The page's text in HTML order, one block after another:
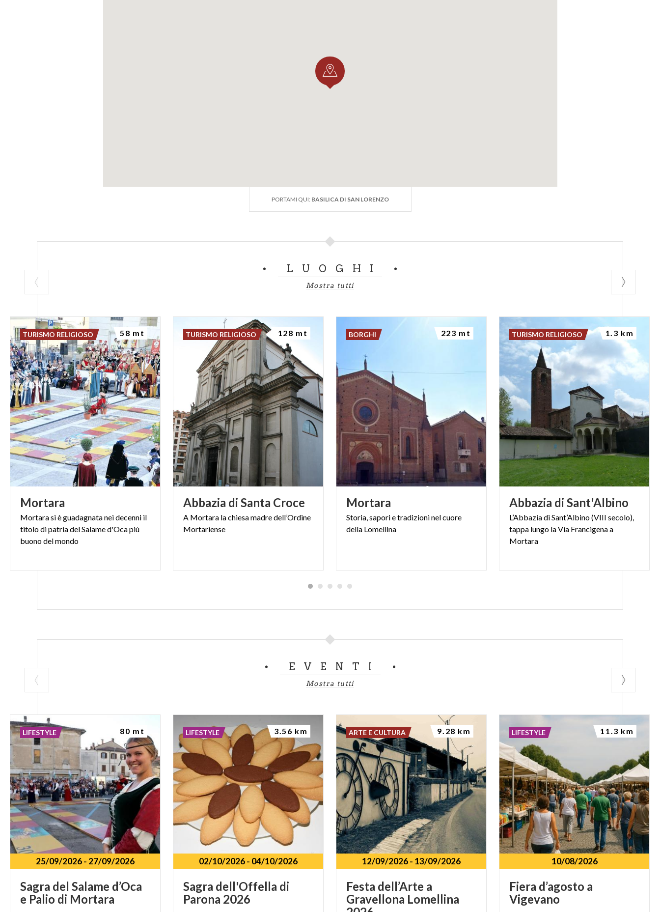
PORTAMI QUI: BASILICA DI SAN LORENZO
LUOGHI
Mostra tutti
Mortara
Mortara si è guadagnata nei decenni il
titolo di patria del Salame d'Oca più
buono del mondo
TURISMO RELIGIOSO 58 mt
Abbazia di Santa Croce
A Mortara lachiesamadredell’Ordine
Mortariense
TURISMO RELIGIOSO 128 mt
Mortara
Storia,saporietradizioninelcuore
della Lomellina
BORGHI 223 mt
Abbazia di Sant'Albino
L’Abbazia di Sant’Albino (VIII secolo),
tappa lungo la Via Francigena a
Mortara
TURISMO RELIGIOSO 1.3 km
EVENTI
Mostra tutti
25/09/2026- 27/09/2026
Sagra del Salame d’Oca
e Palio di Mortara
LIFESTYLE 80 mt
02/10/2026- 04/10/2026
Sagra dell'Offella di
Parona 2026
LIFESTYLE 3.56 km
12/09/2026- 13/09/2026
Festa dell’Arte a
Gravellona Lomellina
ARTE E CULTURA 9.28 km
10/08/2026
Fiera d’agosto a
Vigevano
LIFESTYLE 11.3 km